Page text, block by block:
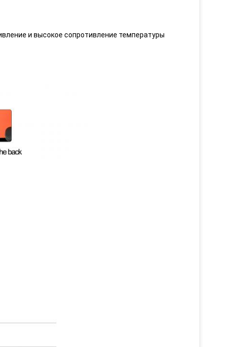
и высокое сопротивление температуры